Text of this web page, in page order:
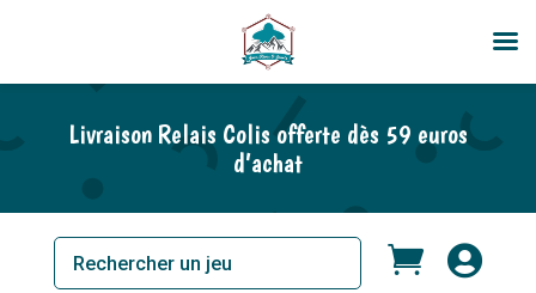
Livraison Relais Colis offerte dès 59 euros
d’achat
 